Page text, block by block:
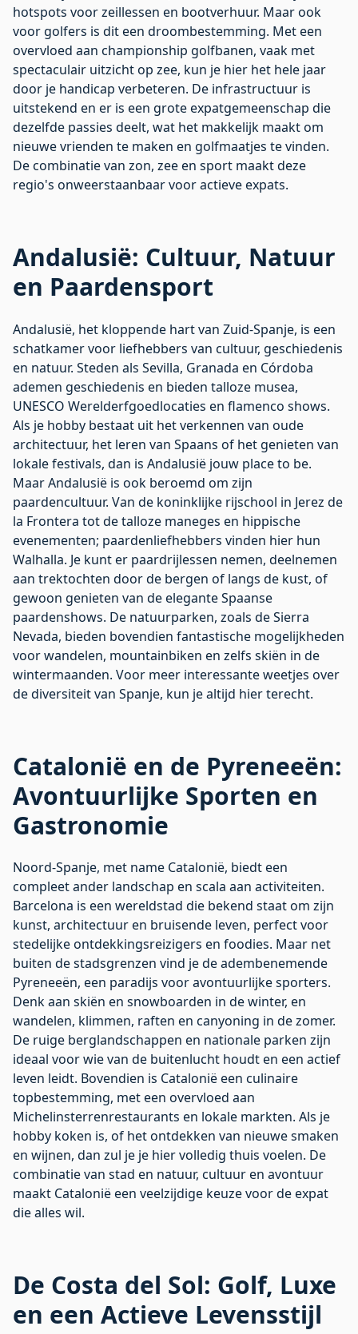
hotspots voor zeillessen en bootverhuur. Maar ook
voor golfers is dit een droombestemming. Met een
overvloed aan championship golfbanen, vaak met
spectaculair uitzicht op zee, kun je hier het hele jaar
door je handicap verbeteren. De infrastructuur is
uitstekend en er is een grote expatgemeenschap die
dezelfde passies deelt, wat het makkelijk maakt om
nieuwe vrienden te maken en golfmaatjes te vinden.
De combinatie van zon, zee en sport maakt deze
regio's onweerstaanbaar voor actieve expats.
Andalusië: Cultuur, Natuur
en Paardensport
Andalusië, het kloppende hart van Zuid-Spanje, is een
schatkamer voor liefhebbers van cultuur, geschiedenis
en natuur. Steden als Sevilla, Granada en Córdoba
ademen geschiedenis en bieden talloze musea,
UNESCO Werelderfgoedlocaties en flamenco shows.
Als je hobby bestaat uit het verkennen van oude
architectuur, het leren van Spaans of het genieten van
lokale festivals, dan is Andalusië jouw place to be.
Maar Andalusië is ook beroemd om zijn
paardencultuur. Van de koninklijke rijschool in Jerez de
la Frontera tot de talloze maneges en hippische
evenementen; paardenliefhebbers vinden hier hun
Walhalla. Je kunt er paardrijlessen nemen, deelnemen
aan trektochten door de bergen of langs de kust, of
gewoon genieten van de elegante Spaanse
paardenshows. De natuurparken, zoals de Sierra
Nevada, bieden bovendien fantastische mogelijkheden
voor wandelen, mountainbiken en zelfs skiën in de
wintermaanden. Voor meer interessante weetjes over
de diversiteit van Spanje, kun je altijd hierterecht.
Catalonië en de Pyreneeën:
Avontuurlijke Sporten en
Gastronomie
Noord-Spanje, met name Catalonië, biedt een
compleet ander landschap en scala aan activiteiten.
Barcelona is een wereldstad die bekend staat om zijn
kunst, architectuur en bruisende leven, perfect voor
stedelijke ontdekkingsreizigers en foodies. Maar net
buiten de stadsgrenzen vind je de adembenemende
Pyreneeën, een paradijs voor avontuurlijke sporters.
Denk aan skiën en snowboarden in de winter, en
wandelen, klimmen, raften en canyoning in de zomer.
De ruige berglandschappen en nationale parken zijn
ideaal voor wie van de buitenlucht houdt en een actief
leven leidt. Bovendien is Catalonië een culinaire
topbestemming, met een overvloed aan
Michelinsterrenrestaurants en lokale markten. Als je
hobby koken is, of het ontdekken van nieuwe smaken
en wijnen, dan zul je je hier volledig thuis voelen. De
combinatie van stad en natuur, cultuur en avontuur
maakt Catalonië een veelzijdige keuze voor de expat
die alles wil.
De Costa del Sol: Golf, Luxe
en een Actieve Levensstijl